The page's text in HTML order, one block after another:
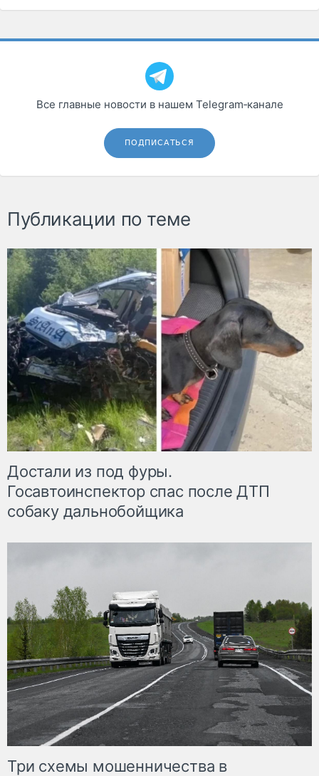
Все главные новости в нашем Telegram‑канале
ПОДПИСАТЬСЯ
Публикации по теме
Достали из под фуры.
Госавтоинспектор спас после ДТП
собаку дальнобойщика
Три схемы мошенничества в